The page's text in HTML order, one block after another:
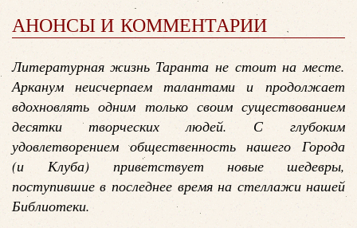
АНОНСЫ И КОММЕНТАРИИ
Литературная жизнь Таранта не стоит на месте.
Арканум неисчерпаем талантами и продолжает
вдохновлять одним только своим существованием
десятки творческих людей. С глубоким
удовлетворением общественность нашего Города
(и Клуба) приветствует новые шедевры,
поступившие в последнее время на стеллажи нашей
Библиотеки.